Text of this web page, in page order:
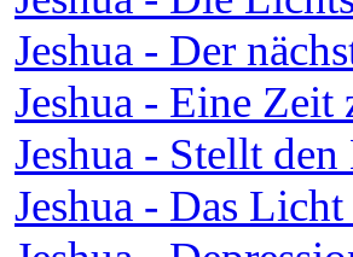
Jeshua - Der
Jeshua - Eine Zeit
Jeshua - Stellt
Jeshua - Das